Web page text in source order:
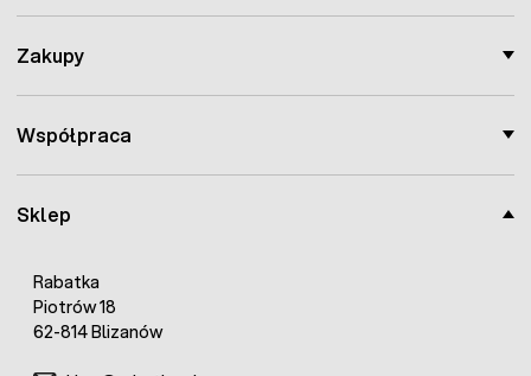
Sklep
Rabatka
Piotrów 18
62-814 Blizanów
Zakupy
Współpraca